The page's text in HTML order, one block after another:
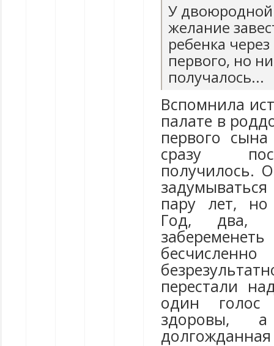
У
желание
ребенка
первого, но
получалось...
Вспомнила
палате в
первого
сразу
получилось.
пару лет, но
Год, два,
перестали
один голос
здоровы, а